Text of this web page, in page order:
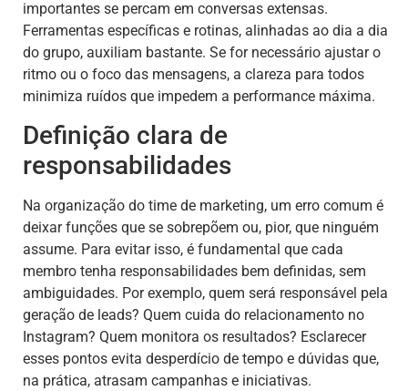
importantes se percam em conversas extensas.
Ferramentas específicas e rotinas, alinhadas ao dia a dia
do grupo, auxiliam bastante. Se for necessário ajustar o
ritmo ou o foco das mensagens, a clareza para todos
minimiza ruídos que impedem a performance máxima.
Definição clara de
responsabilidades
Na organização do time de marketing, um erro comum é
deixar funções que se sobrepõem ou, pior, que ninguém
assume. Para evitar isso, é fundamental que cada
membro tenha responsabilidades bem definidas, sem
ambiguidades. Por exemplo, quem será responsável pela
geração de leads? Quem cuida do relacionamento no
Instagram? Quem monitora os resultados? Esclarecer
esses pontos evita desperdício de tempo e dúvidas que,
na prática, atrasam campanhas e iniciativas.